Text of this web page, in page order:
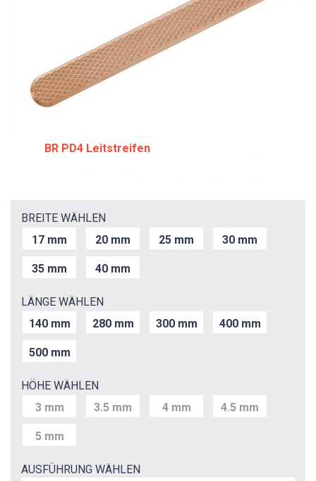
BR PD4 Leitstreifen
BREITE WÄHLEN
17 mm
20 mm 25 mm 30 mm
35 mm 40 mm
LÄNGE WÄHLEN
140 mm
280 mm 300 mm 400 mm
500 mm
HÖHE WÄHLEN
3 mm
3.5 mm 4 mm 4.5 mm
5 mm
AUSFÜHRUNG WÄHLEN